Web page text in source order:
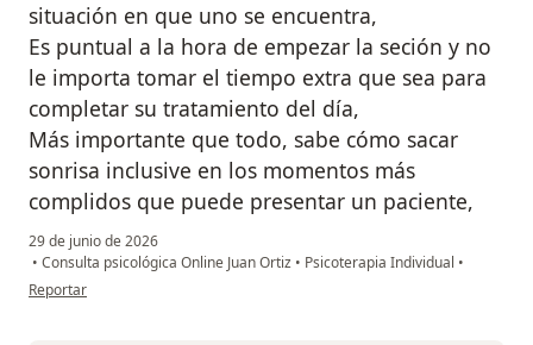
situación en que uno se encuentra,
Es puntual a la hora de empezar la seción y no
le importa tomar el tiempo extra que sea para
completar su tratamiento del día,
Más importante que todo, sabe cómo sacar
sonrisa inclusive en los momentos más
complidos que puede presentar un paciente,
29 de junio de 2026
• Consulta psicológica Online Juan Ortiz • Psicoterapia Individual •
en opinión del usuario LV
Reportar